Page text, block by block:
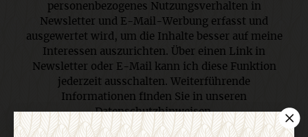
personenbezogenes Nutzungsverhalten in
Newsletter und E-Mail-Werbung erfasst und
ausgewertet wird, um die Inhalte besser auf meine
Interessen auszurichten. Über einen Link in
Newsletter oder E-Mail kann ich diese Funktion
jederzeit ausschalten. Weiterführende
Informationen finden Sie in unseren
Datenschutzhinweisen.